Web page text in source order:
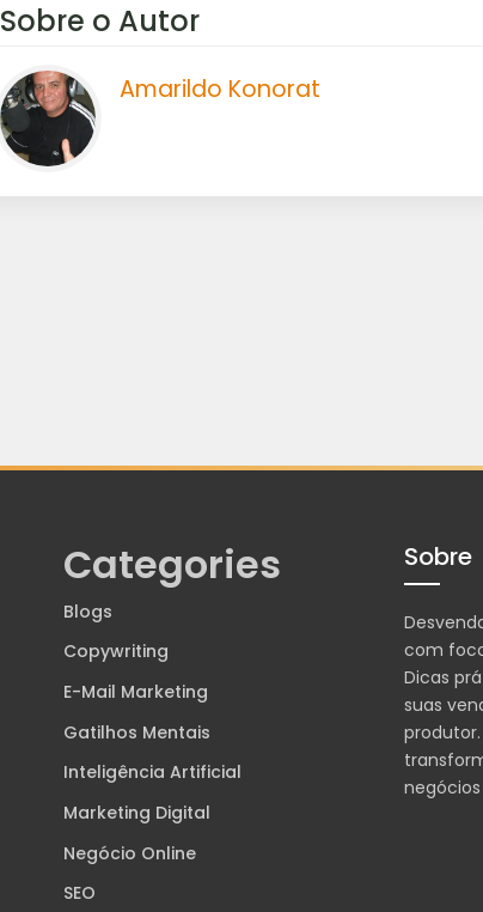
Sobre o Autor
Amarildo Konorat
Categories
Blogs
Copywriting
E-Mail Marketing
Gatilhos Mentais
Inteligência Artificial
Marketing Digital
Negócio Online
SEO
Sobre
com
Dicas
suas